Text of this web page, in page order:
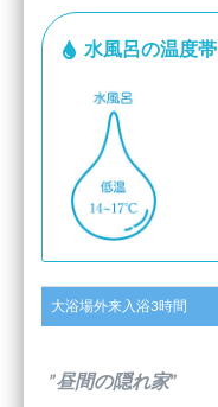
水風呂の温度帯
大浴場外来入浴3時間
”昼間の隠れ家”